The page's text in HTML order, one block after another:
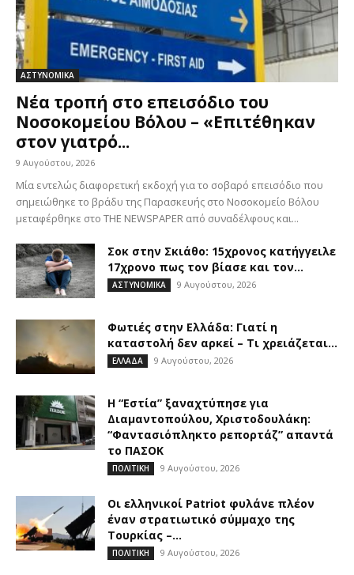
ΑΣΤΥΝΟΜΙΚΑ
Νέα τροπή στο επεισόδιο του
Νοσοκομείου Βόλου – «Επιτέθηκαν
στον γιατρό...
9 Αυγούστου, 2026
Μία εντελώς διαφορετική εκδοχή για το σοβαρό επεισόδιο που
σημειώθηκε το βράδυ της Παρασκευής στο Νοσοκομείο Βόλου
μεταφέρθηκε στο THE NEWSPAPER από συναδέλφους και...
Σοκ στην Σκιάθο: 15χρονος κατήγγειλε
17χρονο πως τον βίασε και τον...
ΑΣΤΥΝΟΜΙΚΑ 9 Αυγούστου, 2026
Φωτιές στην Ελλάδα: Γιατί η
καταστολή δεν αρκεί – Τι χρειάζεται...
ΕΛΛΑΔΑ 9 Αυγούστου, 2026
Η “Εστία” ξαναχτύπησε για
Διαμαντοπούλου, Χριστοδουλάκη:
“Φαντασιόπληκτο ρεπορτάζ” απαντά
το ΠΑΣΟΚ
ΠΟΛΙΤΙΚΗ 9 Αυγούστου, 2026
Οι ελληνικοί Patriot φυλάνε πλέον
έναν στρατιωτικό σύμμαχο της
Τουρκίας –...
ΠΟΛΙΤΙΚΗ 9 Αυγούστου, 2026